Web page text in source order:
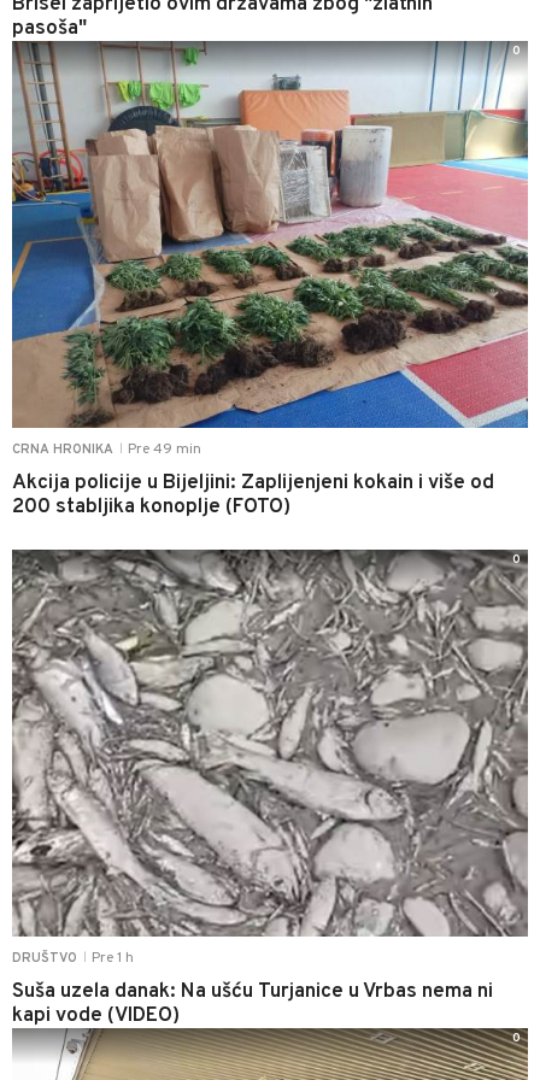
pasoša"
CRNA HRONIKA Pre 49 min
Akcija policije u Bijeljini: Zaplijenjeni kokain i više od
200 stabljika konoplje (FOTO)
0
DRUŠTVO Pre 1 h
Suša uzela danak: Na ušću Turjanice u Vrbas nema ni
kapi vode (VIDEO)
0
0